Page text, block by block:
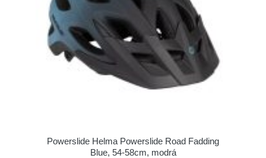
Powerslide Helma Powerslide Road Fadding
Blue, 54-58cm, modrá